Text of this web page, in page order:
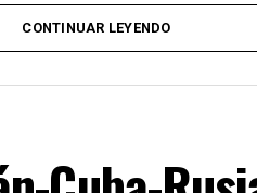
comercial. Sobre la mesa
a cambio.
necesita para su
CONTINUAR LEYENDO